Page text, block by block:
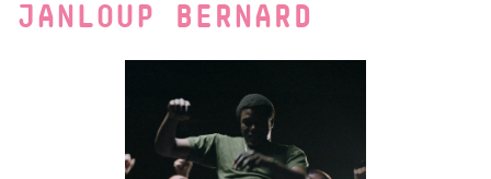
JANLOUP BERNARD